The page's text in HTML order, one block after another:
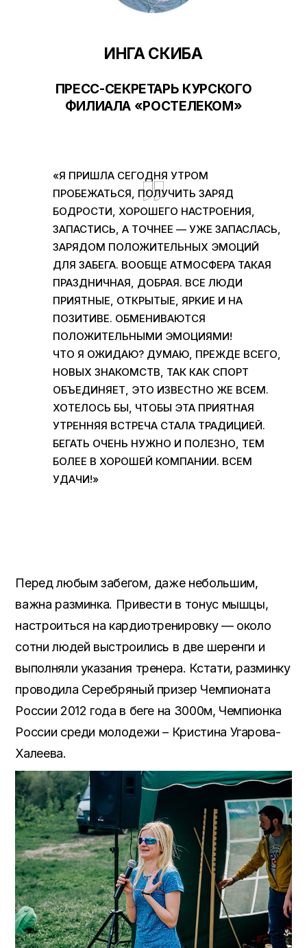
ИНГА СКИБА
ПРЕСС-СЕКРЕТАРЬ КУРСКОГО
ФИЛИАЛА «РОСТЕЛЕКОМ»
«Я ПРИШЛА СЕГОДНЯ УТРОМ
ПРОБЕЖАТЬСЯ, ПОЛУЧИТЬ ЗАРЯД
БОДРОСТИ, ХОРОШЕГО НАСТРОЕНИЯ,
ЗАПАСТИСЬ, А ТОЧНЕЕ — УЖЕ ЗАПАСЛАСЬ,
ЗАРЯДОМ ПОЛОЖИТЕЛЬНЫХ ЭМОЦИЙ
ДЛЯ ЗАБЕГА. ВООБЩЕ АТМОСФЕРА ТАКАЯ
ПРАЗДНИЧНАЯ, ДОБРАЯ. ВСЕ ЛЮДИ
ПРИЯТНЫЕ, ОТКРЫТЫЕ, ЯРКИЕ И НА
ПОЗИТИВЕ. ОБМЕНИВАЮТСЯ
ПОЛОЖИТЕЛЬНЫМИ ЭМОЦИЯМИ!
ЧТО Я ОЖИДАЮ? ДУМАЮ, ПРЕЖДЕ ВСЕГО,
НОВЫХ ЗНАКОМСТВ, ТАК КАК СПОРТ
ОБЪЕДИНЯЕТ, ЭТО ИЗВЕСТНО ЖЕ ВСЕМ.
ХОТЕЛОСЬ БЫ, ЧТОБЫ ЭТА ПРИЯТНАЯ
УТРЕННЯЯ ВСТРЕЧА СТАЛА ТРАДИЦИЕЙ.
БЕГАТЬ ОЧЕНЬ НУЖНО И ПОЛЕЗНО, ТЕМ
БОЛЕЕ В ХОРОШЕЙ КОМПАНИИ. ВСЕМ
УДАЧИ!»
Перед любым забегом, даже небольшим,
важна разминка. Привести в тонус мышцы,
настроиться на кардиотренировку — около
сотни людей выстроились в две шеренги и
выполняли указания тренера. Кстати, разминку
проводила Серебряный призер Чемпионата
России 2012 года в беге на 3000м, Чемпионка
России среди молодежи – Кристина Угарова-
Халеева.